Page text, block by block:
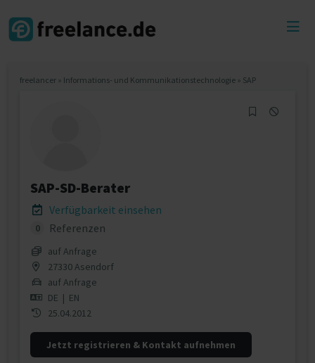
freelancer » Informations- und Kommunikationstechnologie » SAP
SAP-SD-Berater
Verfügbarkeit einsehen
0 Referenzen
auf Anfrage
27330 Asendorf
auf Anfrage
DE | EN
25.04.2012
Jetzt registrieren & Kontakt aufnehmen